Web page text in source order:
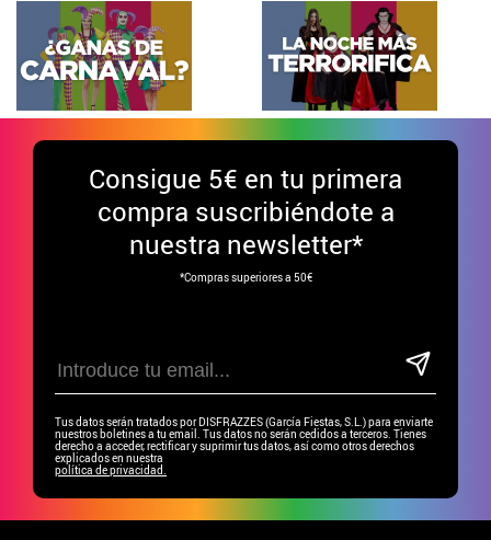
Consigue 5€ en tu primera
compra suscribiéndote a
nuestra newsletter*
*Compras superiores a 50€
Tus datos serán tratados por DISFRAZZES (García Fiestas, S.L.) para enviarte
nuestros boletines a tu email. Tus datos no serán cedidos a terceros. Tienes
derecho a acceder, rectificar y suprimir tus datos, así como otros derechos
explicados en nuestra
política de privacidad.